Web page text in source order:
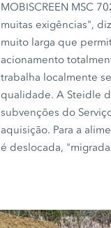
MOBISCREEN MSC
muitas exigências",
muito larga que
acionamento
trabalha localmente
qualidade. A Steidle
subvenções do
aquisição. Para a
é deslocada,